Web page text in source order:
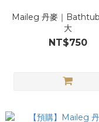
Maileg 丹麥｜
大
NT$750